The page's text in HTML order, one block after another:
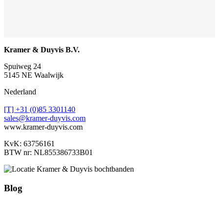
Kramer & Duyvis B.V.
Spuiweg 24
5145 NE Waalwijk
Nederland
[T] +31 (0)85 3301140
sales@kramer-duyvis.com
www.kramer-duyvis.com
KvK: 63756161
BTW nr: NL855386733B01
Blog